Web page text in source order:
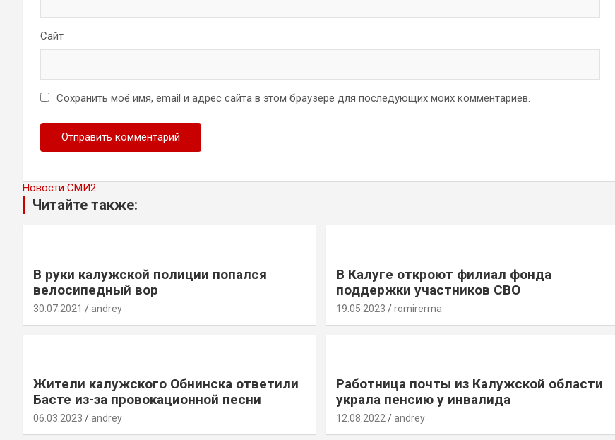
Сайт
Сохранить моё имя, email и адрес сайта в этом браузере для последующих моих комментариев.
Новости СМИ2
Читайте также:
В руки калужской полиции попался
велосипедный вор
30.07.2021 andrey
В Калуге откроют филиал фонда
поддержки участников СВО
19.05.2023 romirerma
Жители калужского Обнинска ответили
Басте из-за провокационной песни
06.03.2023 andrey
Работница почты из Калужской области
украла пенсию у инвалида
12.08.2022 andrey